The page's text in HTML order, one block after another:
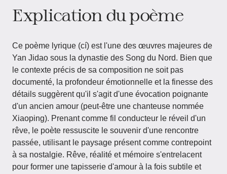
Explication du poème
Ce poème lyrique (cí) est l'une des œuvres majeures de
Yan Jidao sous la dynastie des Song du Nord. Bien que
le contexte précis de sa composition ne soit pas
documenté, la profondeur émotionnelle et la finesse des
détails suggèrent qu'il s'agit d'une évocation poignante
d'un ancien amour (peut-être une chanteuse nommée
Xiaoping). Prenant comme fil conducteur le réveil d'un
rêve, le poète ressuscite le souvenir d'une rencontre
passée, utilisant le paysage présent comme contrepoint
à sa nostalgie. Rêve, réalité et mémoire s'entrelacent
pour former une tapisserie d'amour à la fois subtile et